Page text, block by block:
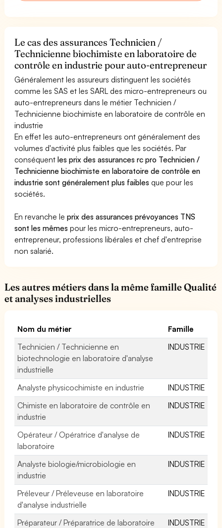
Le cas des assurances Technicien /
Technicienne biochimiste en laboratoire de
contrôle en industrie pour auto-entrepreneur
Généralement les assureurs distinguent les sociétés
comme les SAS et les SARL des micro-entrepreneurs ou
auto-entrepreneurs dans le métier Technicien /
Technicienne biochimiste en laboratoire de contrôle en
industrie
En effet les auto-entrepreneurs ont généralement des
volumes d'activité plus faibles que les sociétés. Par
conséquentles prix des assurances rc pro Technicien /
Technicienne biochimiste en laboratoire de contrôle en
industrie sont généralement plus faibles que pour les
sociétés.
En revanche leprix des assurances prévoyances TNS
sont les mêmes pour les micro-entrepreneurs, auto-
entrepreneur, professions libérales et chef d'entreprise
non salarié.
Les autres métiers dans la même famille Qualité
et analyses industrielles
Nom du métier
Famille
Technicien / Technicienne en
biotechnologie en laboratoire d'analyse
industrielle
INDUSTRIE
Analyste physicochimiste en industrie
INDUSTRIE
Chimiste en laboratoire de contrôle en
industrie
INDUSTRIE
Opérateur / Opératrice d'analyse de
laboratoire
INDUSTRIE
Analyste biologie/microbiologie en
industrie
INDUSTRIE
Préleveur / Préleveuse en laboratoire
d'analyse industrielle
INDUSTRIE
Préparateur / Préparatrice de laboratoire
INDUSTRIE